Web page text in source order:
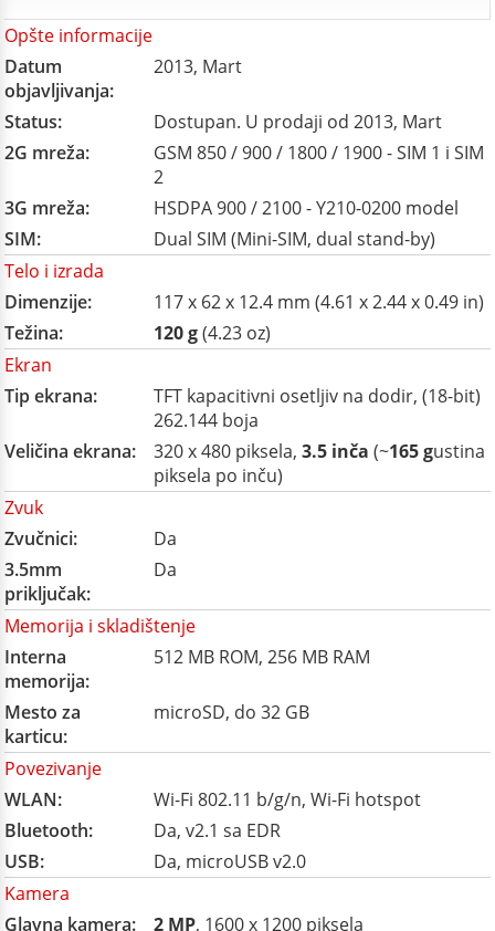
Opšte informacije
Datum
objavljivanja:
2013, Mart
Status:
Dostupan. U prodaji od 2013, Mart
2G mreža:
GSM 850 / 900 / 1800 / 1900 - SIM 1 i SIM
2
3G mreža:
HSDPA 900 / 2100 - Y210-0200 model
SIM:
Dual SIM (Mini-SIM, dual stand-by)
Telo i izrada
Dimenzije:
117 x 62 x 12.4 mm (4.61 x 2.44 x 0.49 in)
Težina:
120 g(4.23 oz)
Ekran
Tip ekrana:
TFT kapacitivni osetljiv na dodir, (18-bit)
262.144 boja
Veličina ekrana:
320 x 480 piksela, 3.5 inča (~165 gustina
piksela po inču)
Zvuk
Zvučnici:
Da
3.5mm
priključak:
Da
Memorija i skladištenje
Interna
memorija:
512 MB ROM, 256 MB RAM
Mesto za
karticu:
microSD, do 32 GB
Povezivanje
WLAN:
Wi-Fi 802.11 b/g/n, Wi-Fi hotspot
Bluetooth:
Da, v2.1 sa EDR
USB:
Da, microUSB v2.0
Kamera
Glavna kamera:
2 MP, 1600 x 1200 piksela